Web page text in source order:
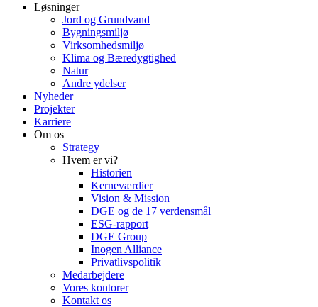
Løsninger
Jord og Grundvand
Bygningsmiljø
Virksomhedsmiljø
Klima og Bæredygtighed
Natur
Andre ydelser
Nyheder
Projekter
Karriere
Om os
Strategy
Hvem er vi?
Historien
Kerneværdier
Vision & Mission
DGE og de 17 verdensmål
ESG-rapport
DGE Group
Inogen Alliance
Privatlivspolitik
Medarbejdere
Vores kontorer
Kontakt os